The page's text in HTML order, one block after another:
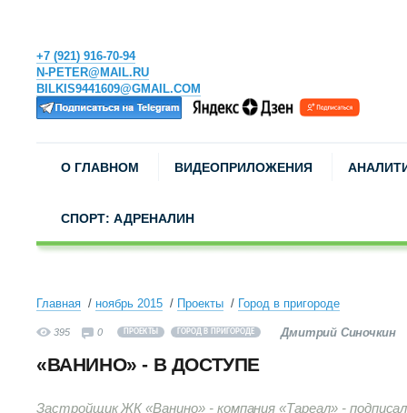
+7 (921) 916-70-94
N-PETER@MAIL.RU
BILKIS9441609@GMAIL.COM
О ГЛАВНОМ ВИДЕОПРИЛОЖЕНИЯ
СПОРТ: АДРЕНАЛИН
Главная ноябрь 2015 Проекты Город в пригороде
395 0 ПРОЕКТЫ ГОРОД В ПРИГОРОДЕ Дмитрий Синочкин
«ВАНИНО» - В ДОСТУПЕ
Застройщик ЖК «Ванино» - компания «Тареал» -